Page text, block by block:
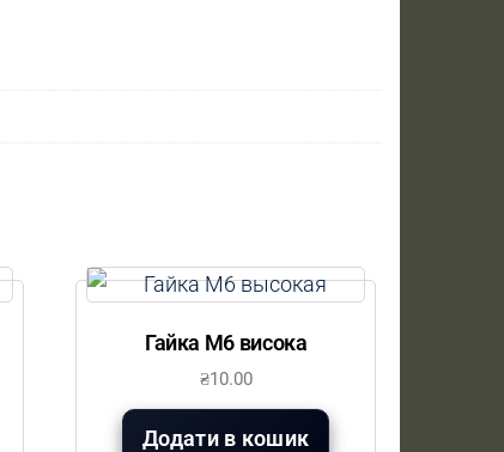
Гайка М6 висока
₴10.00
Додати в кошик